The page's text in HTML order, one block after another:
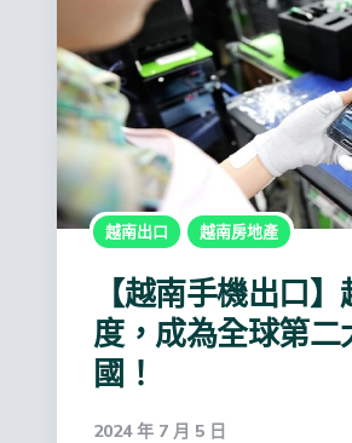
越南出口 越南房地產
【越南手機出口
度，成為全球第二
國！
2024 年 7 月 5 日